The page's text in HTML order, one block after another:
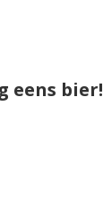
eens bier!